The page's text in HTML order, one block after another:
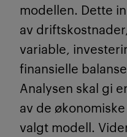
modellen. Dette
av
variable,
finansielle
Analysen skal gi
av de
valgt modell.